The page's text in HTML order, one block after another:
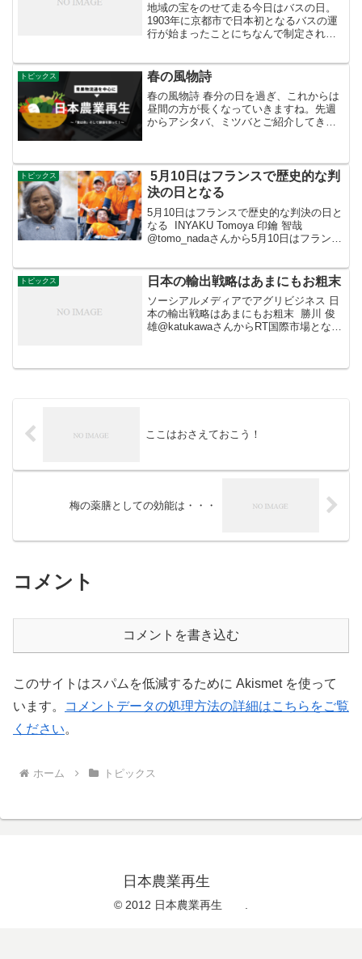
地域の宝をのせて走る今日はバスの日。
1903年に京都市で日本初となるバスの運
行が始まったことにちなんで制定されま
客を運ぶだけではなく、一緒に農産物や
水産物を載せる「貨客...
トピックス 春の風物詩
春の風物詩 春分の日を過ぎ、これからは
昼間の方が長くなっていきますね。先週
からアシタバ、ミツバとご紹介してきま
クロードを通って日本に...
トピックス
5月10日はフランスで歴史的な判
決の日となる
5月10日はフランスで歴史的な判決の日と
なる INYAKU Tomoya 印鑰 智哉
@tomo_nadaさんから5月10日はフランス
の製造に関わった14企業の責任が裁...
トピックス 日本の輸出戦略はあまにもお粗末
ソーシアルメディアでアグリビジネス 日
本の輸出戦略はあまにもお粗末 勝川 俊
雄@katukawaさんからRT国際市場となる
ここはおさえておこう！
梅の薬膳としての効能は・・・
コメント
コメントを書き込む
このサイトはスパムを低減するために Akismet を使って
います。
コメントデータの処理方法の詳細はこちらをご覧
ください。
ホーム トピックス
日本農業再生
© 2012 日本農業再生 .